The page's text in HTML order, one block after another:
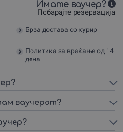
Имате ваучер?
Побарајте резервација
Брза достава со курир
Политика за враќање од 14
дена
ваучерот?